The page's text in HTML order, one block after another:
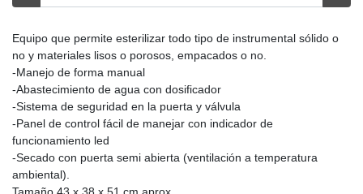
Equipo que permite esterilizar todo tipo de instrumental sólido o
no y materiales lisos o porosos, empacados o no.
-Manejo de forma manual
-Abastecimiento de agua con dosificador
-Sistema de seguridad en la puerta y válvula
-Panel de control fácil de manejar con indicador de
funcionamiento led
-Secado con puerta semi abierta (ventilación a temperatura
ambiental).